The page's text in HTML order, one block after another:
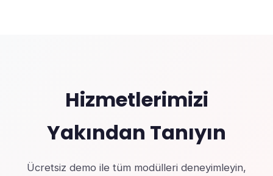
Hizmetlerimizi
Yakından Tanıyın
Ücretsiz demo ile tüm modülleri deneyimleyin,